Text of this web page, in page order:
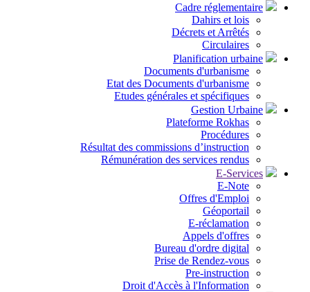
Cadre réglementaire
Dahirs et lois
Décrets et Arrêtés
Circulaires
Planification urbaine
Documents d'urbanisme
Etat des Documents d'urbanisme
Etudes générales et spécifiques
Gestion Urbaine
Plateforme Rokhas
Procédures
Résultat des commissions d’instruction
Rémunération des services rendus
E-Services
E-Note
Offres d'Emploi
Géoportail
E-réclamation
Appels d'offres
Bureau d'ordre digital
Prise de Rendez-vous
Pre-instruction
Droit d'Accès à l'Information